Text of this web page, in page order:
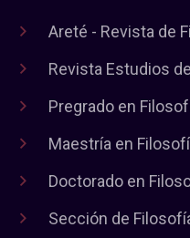
Areté - Revista de
Revista Estudios
Pregrado en
Maestría en
Doctorado en
Sección de